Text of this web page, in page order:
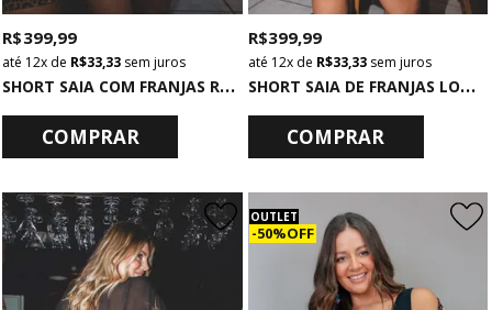
S
HORT SAIA COM FRANJAS ROSA
R$ 399,99
12x de R$ 33,33 sem juros
COMPRAR
S
HORT SAIA DE FRANJAS LONGAS AZUL
R$ 399,99
12xde R$ 33,33sem juros
COMPRAR
OUTLET
50% OFF